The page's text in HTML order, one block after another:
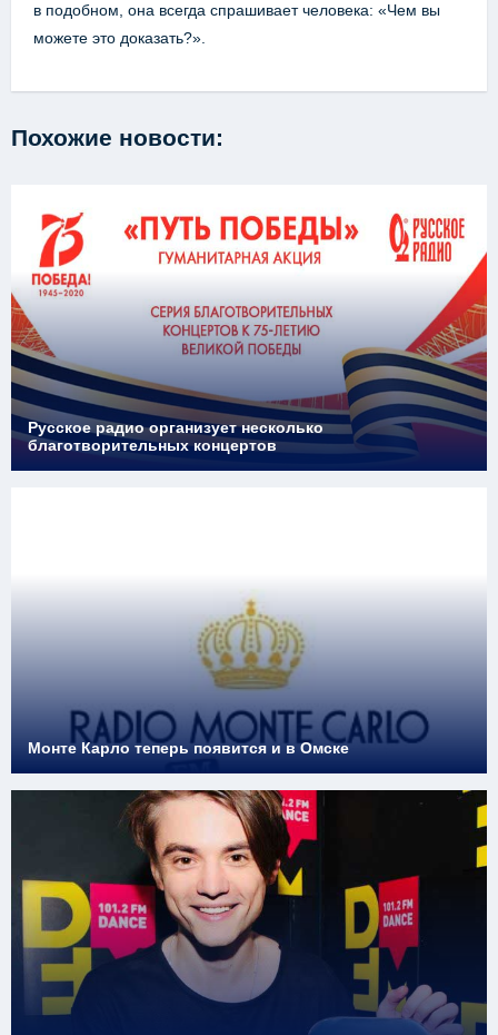
в подобном, она всегда спрашивает человека: «Чем вы
можете это доказать?».
Похожие новости:
Русское радио организует несколько
благотворительных концертов
Монте Карло теперь появится и в Омске